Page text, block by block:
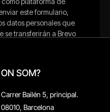
ON SOM?
Carrer Bailén 5, principal.
08010, Barcelona